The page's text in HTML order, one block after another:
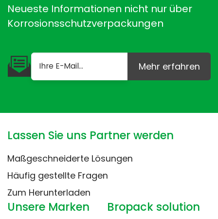
Neueste Informationen nicht nur über
Korrosionsschutzverpackungen
Mehr erfahren
Lassen Sie uns Partner werden
Maßgeschneiderte Lösungen
Häufig gestellte Fragen
Zum Herunterladen
Unsere Marken Bropack solution